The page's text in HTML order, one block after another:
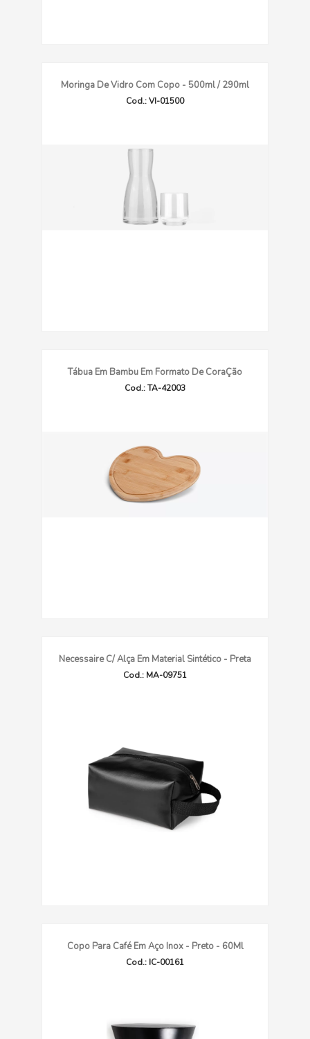
Moringa De Vidro Com Copo - 500ml / 290ml
Cod.: VI-01500
Tábua Em Bambu Em Formato De CoraÇão
Cod.: TA-42003
Necessaire C/ Alça Em Material Sintético - Preta
Cod.: MA-09751
Copo Para Café Em Aço Inox - Preto - 60Ml
Cod.: IC-00161